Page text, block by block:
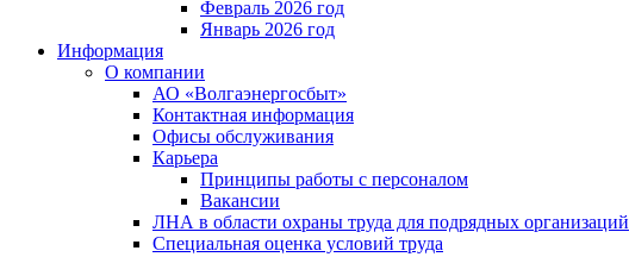
Февраль 2026 год
Январь 2026 год
Информация
О компании
АО «Волгаэнергосбыт»
Контактная информация
Офисы обслуживания
Карьера
Принципы работы с персоналом
Вакансии
ЛНА в области охраны труда для подрядных организаций
Специальная оценка условий труда